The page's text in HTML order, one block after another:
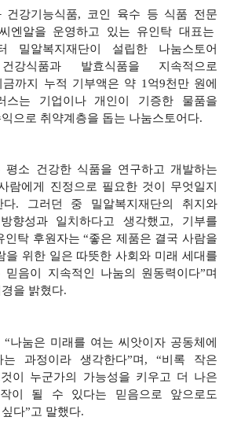
건강기능식품,
코인 육수 등 식품 전문
엔알을 운영하고 있는 유인탁 대표는
밀알복지재단이 설립한 나눔스토어
강식품과 발효식품을 지속적으로
금까지 누적 기부액은 약 1 억9천만 원에
스는 기업이나 개인이 기증한 물품을
으로 취약계층을 돕는 나눔스토어다.
평소 건강한 식품을 연구하고 개발하는
람에게 진정으로 필요한 것이 무엇일지
다. 그러던 중 밀알복지재단의 취지와
향성과 일치하다고 생각했고, 기부를
인탁 후원자는“좋은 제품은 결국 사람을
을 위한 일은 따뜻한 사회와 미래 세대를
믿음이 지속적인 나눔의 원동력이다”며
을 밝혔다.
“나눔은 미래를 여는 씨앗이자 공동체에
는 과정이라 생각한다”며, “비록 작은
이 누군가의 가능성을 키우고 더 나은
이 될 수 있다는 믿음으로 앞으로도
다”고 말했다.